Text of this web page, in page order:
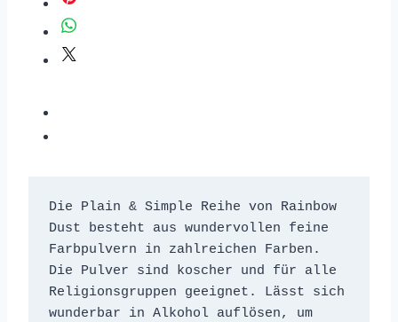
Die Plain & Simple Reihe von Rainbow
Dust besteht aus wundervollen feine
Farbpulvern in zahlreichen Farben.
Die Pulver sind koscher und für alle
Religionsgruppen geeignet. Lässt sich
wunderbar in Alkohol auflösen, um